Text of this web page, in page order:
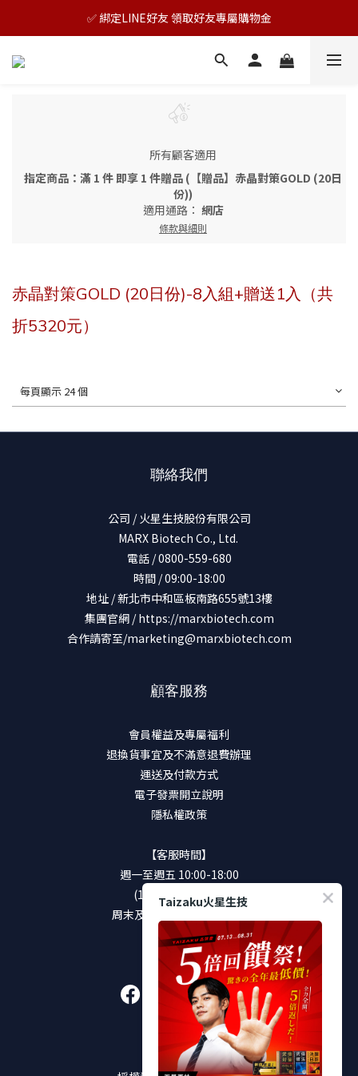
🎊TAIZAKU品牌慶：5倍回饋祭｜全年最優惠！
✅ 綁定LINE好友 領取好友專屬購物金
🎊TAIZAKU品牌慶：5倍回饋祭｜全年最優惠！
所有顧客適用
指定商品：滿 1 件 即享 1 件贈品 (【贈品】赤晶對策GOLD (20日
份))
適用通路： 網店
條款與細則
赤晶對策GOLD (20日份)-8入組+贈送1入（共
折5320元）
每頁顯示 24 個
聯絡我們
公司 / 火星生技股份有限公司
MARX Biotech Co., Ltd.
電話 / 0800-559-680
時間 / 09:00-18:00
地址 / 新北市中和區板南路655號13樓
集團官網 /https://marxbiotech.com
合作請寄至/marketing@marxbiotech.com
顧客服務
會員權益及專屬福利
退換貨事宜及不滿意退費辦理
運送及付款方式
電子發票開立說明
隱私權政策
【客服時間】
週一至週五 10:00-18:00
(12:00-13:00休息)
周末及國定假日將暫停服務
加入好友
販售通路
Taizaku火星生技